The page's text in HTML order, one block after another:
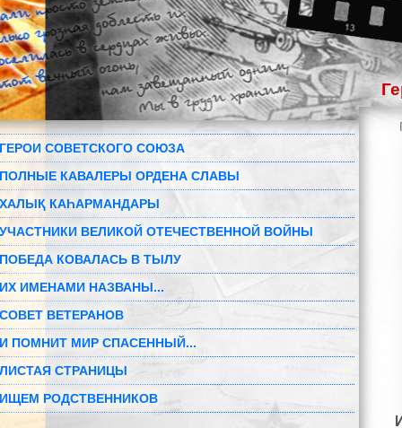
ГЕРОИ СОВЕТСКОГО СОЮЗА
ПОЛНЫЕ КАВАЛЕРЫ ОРДЕНА СЛАВЫ
ХАЛЫҚ КАҺАРМАНДАРЫ
УЧАСТНИКИ ВЕЛИКОЙ ОТЕЧЕСТВЕННОЙ ВОЙНЫ
ПОБЕДА КОВАЛАСЬ В ТЫЛУ
ИХ ИМЕНАМИ НАЗВАНЫ...
СОВЕТ ВЕТЕРАНОВ
И ПОМНИТ МИР СПАСЕННЫЙ...
ЛИСТАЯ СТРАНИЦЫ
ИЩЕМ РОДСТВЕННИКОВ